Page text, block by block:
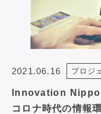
2021.06.16 プロジ
Innovation
コロナ時代の情報